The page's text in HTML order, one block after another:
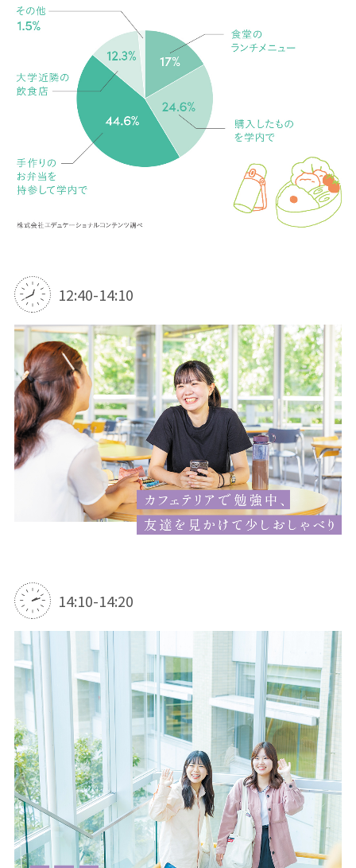
12:40-14:10
14:10-14:20